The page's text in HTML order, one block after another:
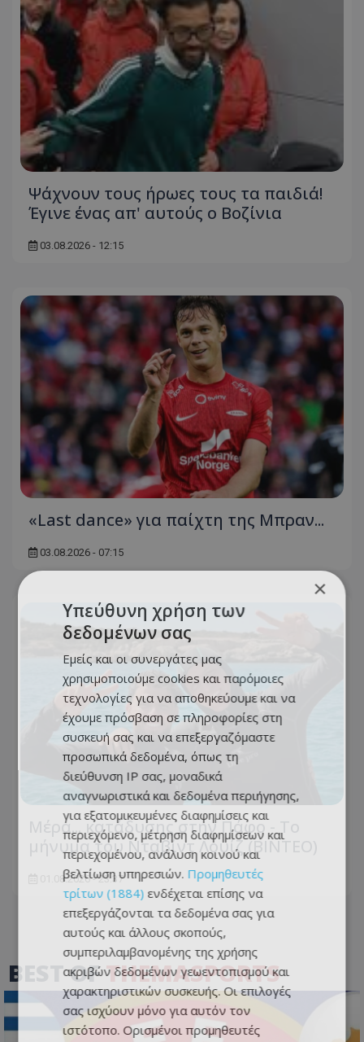
Ψάχνουν τους ήρωες τους τα παιδιά!
Έγινε ένας απ' αυτούς ο Βοζίνια
03.08.2026 - 12:15
«Last dance» για παίχτη της Μπραν...
03.08.2026 - 07:15
Μέρα... κατάδυσης στην Πάφο - Το
μήνυμα του Νταβίντ Λουίζ (ΒΙΝΤΕΟ)
01.08.2026 - 23:37
BEST OFTHEMASPORTS
×
Υπεύθυνη χρήση των
δεδομένων σας
Εμείς και οι συνεργάτες μας
χρησιμοποιούμε cookies και παρόμοιες
τεχνολογίες για να αποθηκεύουμε και να
έχουμε πρόσβαση σε πληροφορίες στη
συσκευή σας και να επεξεργαζόμαστε
προσωπικά δεδομένα, όπως τη
διεύθυνση IP σας, μοναδικά
αναγνωριστικά και δεδομένα περιήγησης,
για εξατομικευμένες διαφημίσεις και
περιεχόμενο, μέτρηση διαφημίσεων και
περιεχομένου, ανάλυση κοινού και
βελτίωση υπηρεσιών. Προμηθευτές
τρίτων (1884) ενδέχεται επίσης να
επεξεργάζονται τα δεδομένα σας για
αυτούς και άλλους σκοπούς,
συμπεριλαμβανομένης της χρήσης
ακριβών δεδομένων γεωεντοπισμού και
χαρακτηριστικών συσκευής. Οι επιλογές
σας ισχύουν μόνο για αυτόν τον
ιστότοπο. Ορισμένοι προμηθευτές